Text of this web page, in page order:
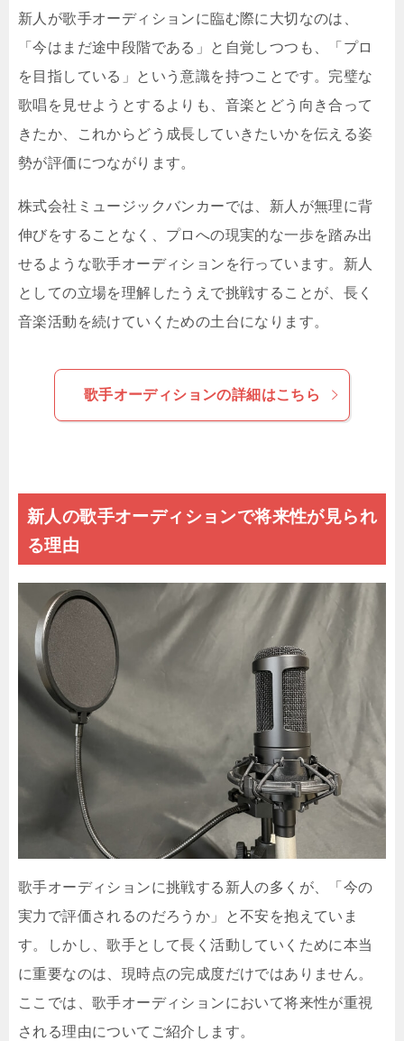
新人が歌手オーディションに臨む際に大切なのは、
「今はまだ途中段階である」と自覚しつつも、「プロ
を目指している」という意識を持つことです。完璧な
歌唱を見せようとするよりも、音楽とどう向き合って
きたか、これからどう成長していきたいかを伝える姿
勢が評価につながります。
株式会社ミュージックバンカーでは、新人が無理に背
伸びをすることなく、プロへの現実的な一歩を踏み出
せるような歌手オーディションを行っています。新人
としての立場を理解したうえで挑戦することが、長く
音楽活動を続けていくための土台になります。
歌手オーディションの詳細はこちら
新人の歌手オーディションで将来性が見られ
る理由
歌手オーディションに挑戦する新人の多くが、「今の
実力で評価されるのだろうか」と不安を抱えていま
す。しかし、歌手として長く活動していくために本当
に重要なのは、現時点の完成度だけではありません。
ここでは、歌手オーディションにおいて将来性が重視
される理由についてご紹介します。